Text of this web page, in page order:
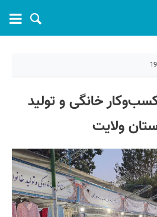
خانگی و تولید
ولایت